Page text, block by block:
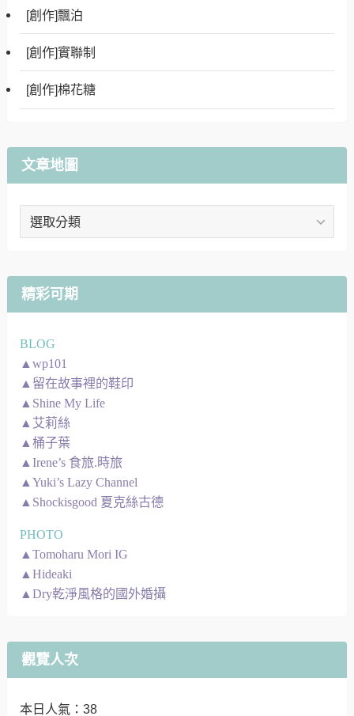
[創作]飄泊
[創作]實聯制
[創作]棉花糖
文章地圖
文
精彩可期
BLOG
▲wp101
▲留在故事裡的鞋印
▲Shine My Life
▲艾莉絲
▲桶子葉
▲Irene’s 食旅.時旅
▲Yuki’s Lazy Channel
▲Shockisgood 夏克絲古德
PHOTO
▲Tomoharu Mori IG
▲Hideaki
▲Dry乾淨風格的國外婚攝
觀覽人次
本日人氣：38